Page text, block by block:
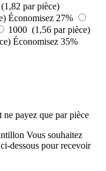
par pièce)
Économisez 27%
1000 (1,56 par pièce)
Économisez 35%
ne payez que par pièce
Vous souhaitez
dessous pour recevoir